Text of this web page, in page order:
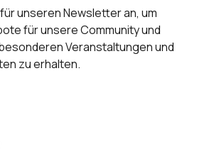
unseren Newsletter an, um
für unsere Community und
Veranstaltungen und
zu erhalten.